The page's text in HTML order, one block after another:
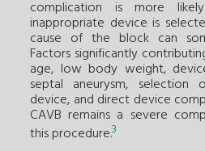
complication is more
inappropriate device is
cause of the block can
Factors significantly
age, low body weight,
septal aneurysm, selection
device, and direct device
CAVB remains a severe
this procedure.3